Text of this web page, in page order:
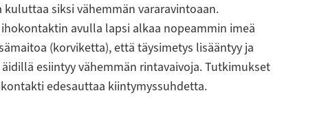
siksi vähemmän vararavintoaan.
avulla lapsi alkaa nopeammin imeä
(korviketta), että täysimetys lisääntyy ja
esiintyy vähemmän rintavaivoja. Tutkimukset
edesauttaa kiintymyssuhdetta.